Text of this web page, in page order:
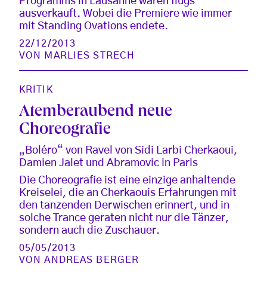
ausverkauft. Wobei die Premiere wie immer
mit Standing Ovations endete.
22/12/2013
VON MARLIES STRECH
KRITIK
Atemberaubend neue
Choreografie
„Boléro“ von Ravel von Sidi Larbi Cherkaoui,
Damien Jalet und Abramovic in Paris
Die Choreografie ist eine einzige anhaltende
Kreiselei, die an Cherkaouis Erfahrungen mit
den tanzenden Derwischen erinnert, und in
solche Trance geraten nicht nur die Tänzer,
sondern auch die Zuschauer.
05/05/2013
VONANDREAS BERGER